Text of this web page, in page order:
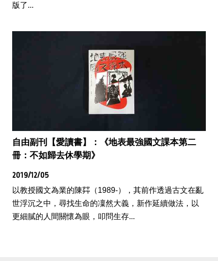
版了...
自由副刊【愛讀書】：《地表最強國文課本第二
冊：不如歸去休學期》
2019/12/05
以教授國文為業的陳茻（1989-），其前作透過古文在亂
世浮沉之中，尋找生命的凜然大義，新作延續做法，以
更細膩的人間關懷為眼，叩問生存...